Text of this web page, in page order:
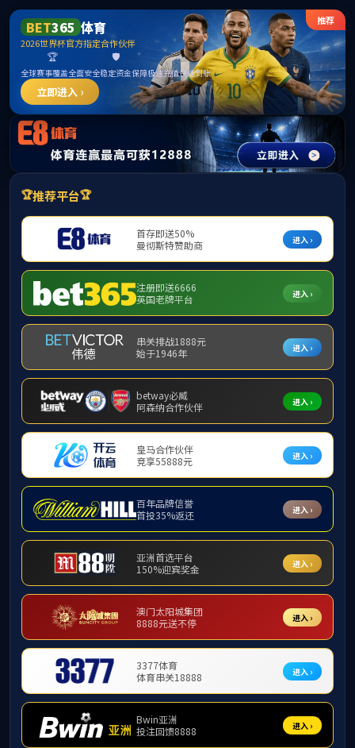
UED(login)官网 - UED在线体育赛事平台
2026年8月6日 星期四
公司首页 部门概况 政策法规 员工事务
首页
学工风采